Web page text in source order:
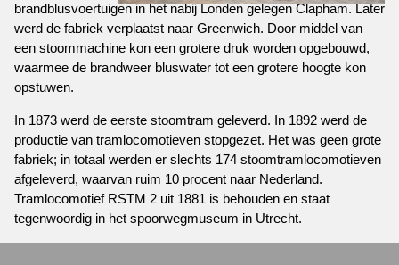
brandblusvoertuigen in het nabij Londen gelegen Clapham. Later
werd de fabriek verplaatst naar Greenwich. Door middel van
een stoommachine kon een grotere druk worden opgebouwd,
waarmee de brandweer bluswater tot een grotere hoogte kon
opstuwen.
In 1873 werd de eerste stoomtram geleverd. In 1892 werd de
productie van tramlocomotieven stopgezet. Het was geen grote
fabriek; in totaal werden er slechts 174 stoomtramlocomotieven
afgeleverd, waarvan ruim 10 procent naar Nederland.
Tramlocomotief RSTM 2 uit 1881 is behouden en staat
tegenwoordig in het spoorwegmuseum in Utrecht.